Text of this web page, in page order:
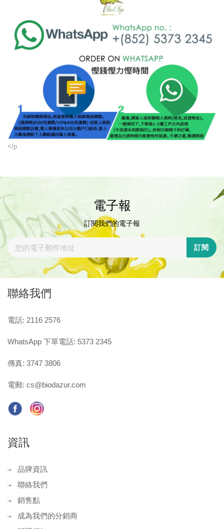
</p
電子報
訂閱我們的電子報
訂閱
聯絡我們
電話: 2116 2576
WhatsApp 下單電話: 5373 2345
傳真: 3747 3806
電郵: cs@biodazur.com
資訊
品牌資訊
聯絡我們
銷售點
成為我們的分銷商